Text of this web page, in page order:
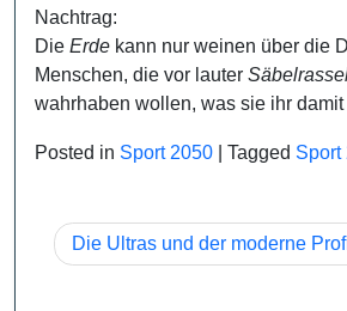
Nachtrag:
Die Erde kann nur weinen über die
Menschen, die vor lauter
wahrhaben wollen, was sie ihr
Posted in Sport 2050 Tagged Sport
Beitragsnavigation
Die Ultras und der moderne